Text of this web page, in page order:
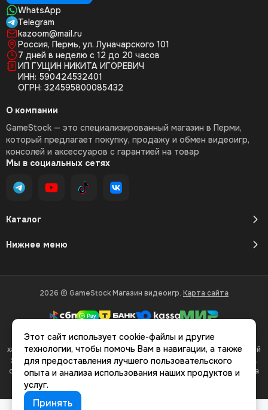
WhatsApp
Telegram
kazoom@mail.ru
Россия, Пермь, ул. Луначарского 101
7 дней в неделю с 12 до 20 часов
ИП ГУЩИН НИКИТА ИГОРЕВИЧ
ИНН: 590424532401
ОГРН: 324595800085432
Каталог
Нижнее меню
О компании
GameStock — это специализированный магазин в Перми,
который предлагает покупку, продажу и обмен видеоигр,
консолей и аксессуаров с гарантией на товар
Мы в социальных сетях
2026 © GameStock Магазин видеоигр. Карта сайта
Вся представленная на сайте информация, касающаяся
характеристик, стоимости товаров и услуг, носит информационный
характер и ни при каких условиях не является публичной офертой,
определяемой положениями Статьи 437(2) Гражданского кодекса
Этот сайт использует cookie-файлы и другие
технологии, чтобы помочь Вам в навигации, а также
для предоставления лучшего пользовательского
опыта и анализа использования наших продуктов и
услуг.
Принять